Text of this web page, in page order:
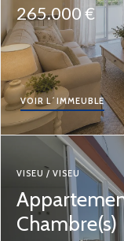
265.000 €
VOIR L´IMMEUBLE
VISEU / VISEU
Chambre(s)